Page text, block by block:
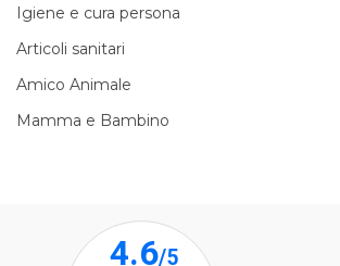
Igiene e cura persona
Articoli sanitari
Amico Animale
Mamma e Bambino